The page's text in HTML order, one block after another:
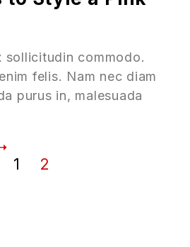
sollicitudin commodo.
felis. Nam nec diam
purus in, malesuada
1 2